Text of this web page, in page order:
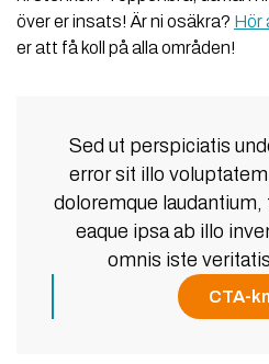
över er insats! Är ni osäkra? Hör
er att få koll på alla områden!
Sed ut perspiciatis
error sit illo
doloremque
eaque ipsa ab illo
omnis iste
CTA-